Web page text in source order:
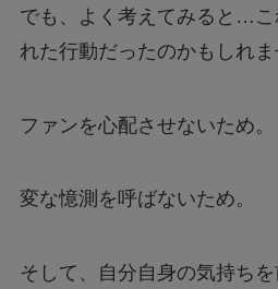
でも、よく考えてみると…こ
れた行動だったのかもしれま
ファンを心配させないため。
変な憶測を呼ばないため。
そして、自分自身の気持ちを